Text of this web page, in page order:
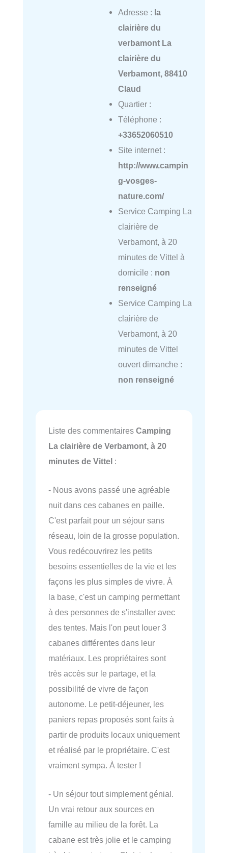
Adresse : la
clairière du
verbamont La
clairière du
Verbamont, 88410
Claud
Quartier :
Téléphone :
+33652060510
Site internet :
http://www.campin
g-vosges-
nature.com/
Service Camping La
clairière de
Verbamont, à 20
minutes de Vittel à
domicile : non
renseigné
Service Camping La
clairière de
Verbamont, à 20
minutes de Vittel
ouvert dimanche :
non renseigné
Liste des commentaires Camping
La clairière de Verbamont, à 20
minutes de Vittel :
- Nous avons passé une agréable
nuit dans ces cabanes en paille.
C'est parfait pour un séjour sans
réseau, loin de la grosse population.
Vous redécouvrirez les petits
besoins essentielles de la vie et les
façons les plus simples de vivre. À
la base, c'est un camping permettant
à des personnes de s'installer avec
des tentes. Mais l'on peut louer 3
cabanes différentes dans leur
matériaux. Les propriétaires sont
très accès sur le partage, et la
possibilité de vivre de façon
autonome. Le petit-déjeuner, les
paniers repas proposés sont faits à
partir de produits locaux uniquement
et réalisé par le propriétaire. C'est
vraiment sympa. À tester !
- Un séjour tout simplement génial.
Un vrai retour aux sources en
famille au milieu de la forêt. La
cabane est très jolie et le camping